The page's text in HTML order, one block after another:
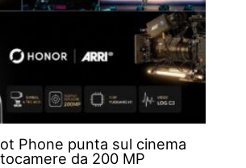
Phone punta sul cinema
da 200 MP